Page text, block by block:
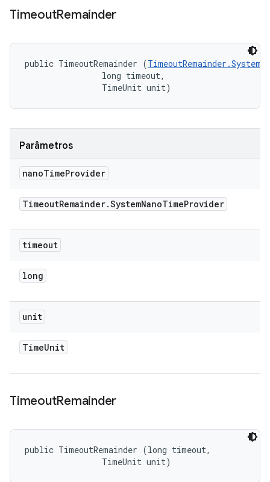
TimeoutRemainder
public TimeoutRemainder (
                long timeout,
                TimeUnit unit)
Parâmetros
nanoTimeProvider
TimeoutRemainder.SystemNanoTimeProvider
timeout
long
unit
TimeUnit
TimeoutRemainder
public TimeoutRemainder (long timeout,
                TimeUnit unit)